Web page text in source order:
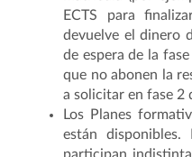
ECTS para
devuelve el dinero
de espera de la
que no abonen la
a solicitar en fase 2
Los Planes
están disponibles.